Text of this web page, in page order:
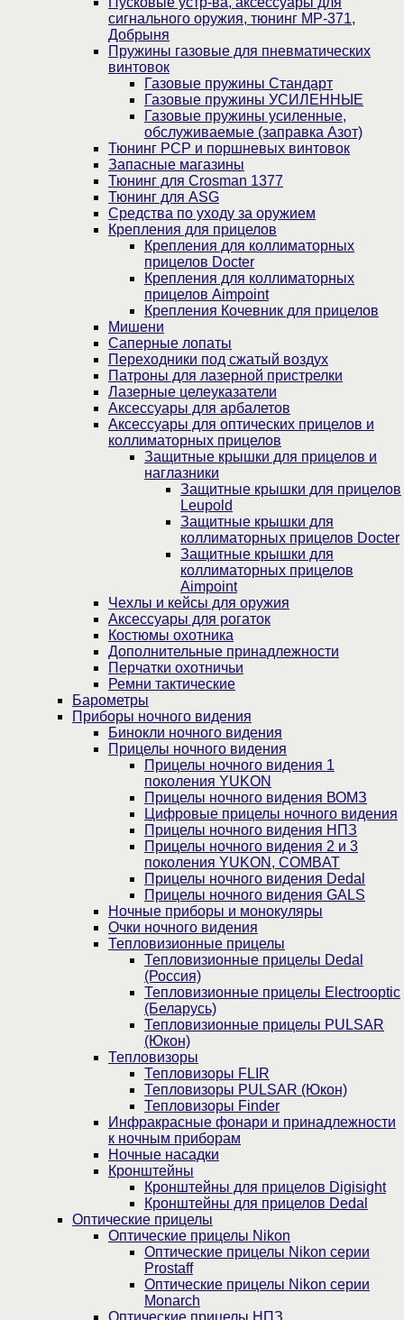
сигнального оружия, тюнинг МР-371,
Добрыня
Пружины газовые для пневматических
винтовок
Газовые пружины Стандарт
Газовые пружины УСИЛЕННЫЕ
Газовые пружины усиленные,
обслуживаемые (заправка Азот)
Тюнинг PCP и поршневых винтовок
Запасные магазины
Тюнинг для Crosman 1377
Тюнинг для ASG
Средства по уходу за оружием
Крепления для прицелов
Крепления для коллиматорных
прицелов Docter
Крепления для коллиматорных
прицелов Aimpoint
Крепления Кочевник для прицелов
Мишени
Саперные лопаты
Переходники под сжатый воздух
Патроны для лазерной пристрелки
Лазерные целеуказатели
Аксессуары для арбалетов
Аксессуары для оптических прицелов и
коллиматорных прицелов
Защитные крышки для прицелов и
наглазники
Защитные крышки для прицелов
Leupold
Защитные крышки для
коллиматорных прицелов Docter
Защитные крышки для
коллиматорных прицелов
Aimpoint
Чехлы и кейсы для оружия
Аксессуары для рогаток
Костюмы охотника
Дополнительные принадлежности
Перчатки охотничьи
Ремни тактические
Барометры
Приборы ночного видения
Бинокли ночного видения
Прицелы ночного видения
Прицелы ночного видения 1
поколения YUKON
Прицелы ночного видения ВОМЗ
Цифровые прицелы ночного видения
Прицелы ночного видения НПЗ
Прицелы ночного видения 2 и 3
поколения YUKON, COMBAT
Прицелы ночного видения Dedal
Прицелы ночного видения GALS
Ночные приборы и монокуляры
Очки ночного видения
Тепловизионные прицелы
Тепловизионные прицелы Dedal
(Россия)
Тепловизионные прицелы Electrooptic
(Беларусь)
Тепловизионные прицелы PULSAR
(Юкон)
Тепловизоры
Тепловизоры FLIR
Тепловизоры PULSAR (Юкон)
Тепловизоры Finder
Инфракрасные фонари и принадлежности
к ночным приборам
Ночные насадки
Кронштейны
Кронштейны для прицелов Digisight
Кронштейны для прицелов Dedal
Оптические прицелы
Оптические прицелы Nikon
Оптические прицелы Nikon серии
Prostaff
Оптические прицелы Nikon серии
Monarch